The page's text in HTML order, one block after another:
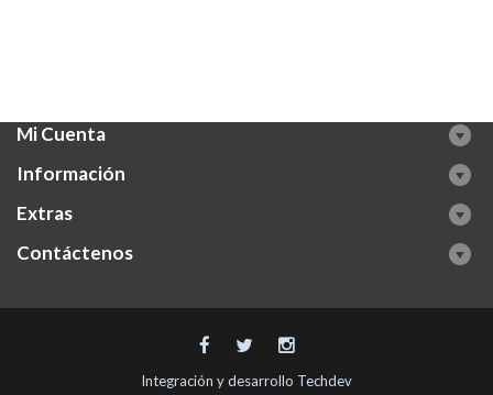
Mi Cuenta
Información
Extras
Contáctenos
Integración y desarrollo Techdev